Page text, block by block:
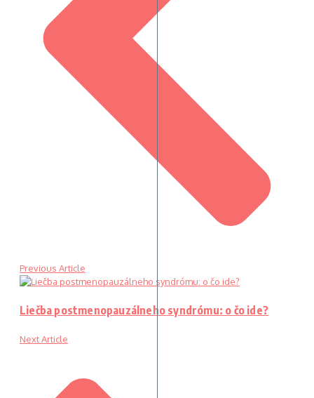
Previous Article
Liečba postmenopauzálneho syndrómu: o čo ide?
Next Article